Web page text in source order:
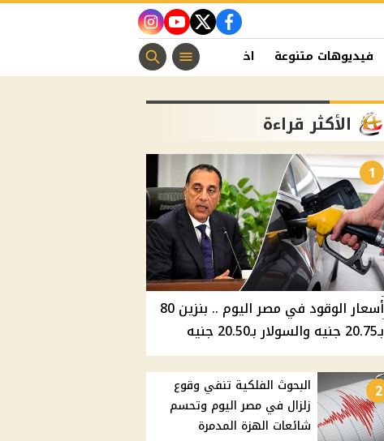
facebook
twitter
youtube
instagram
فيديوهات متنوعة اخبار الفن منوعات مسيحية
الأكثر قراءة
1
أسعار الوقود في مصر اليوم .. بنزين 80
بـ20.75 جنيه والسولار بـ20.50 جنيه
2
البحوث الفلكية تنفي وقوع
زلزال في مصر اليوم وتحسم
شائعات الهزة المدمرة